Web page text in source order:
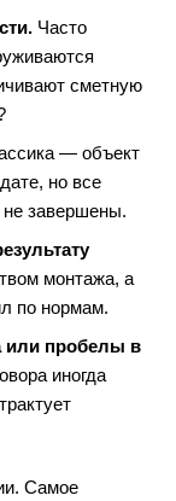
Часто
сметную
— объект
но все
не завершены.
монтажа, а
по нормам.
или пробелы в
иногда
Самое